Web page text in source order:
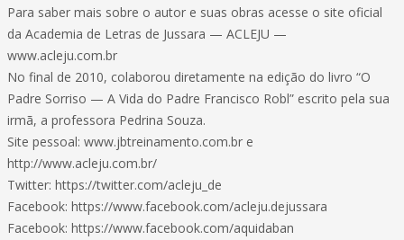
Para saber mais sobre o autor e suas obras acesse o site oficial
da Academia de Letras de Jussara — ACLEJU —
www.acleju.com.br
No final de 2010, colaborou diretamente na edição do livro “O
Padre Sorriso — A Vida do Padre Francisco Robl” escrito pela sua
irmã, a professora Pedrina Souza.
Site pessoal: www.jbtreinamento.com.br e
http://www.acleju.com.br/
Twitter: https://twitter.com/acleju_de
Facebook: https://www.facebook.com/acleju.dejussara
Facebook: https://www.facebook.com/aquidaban